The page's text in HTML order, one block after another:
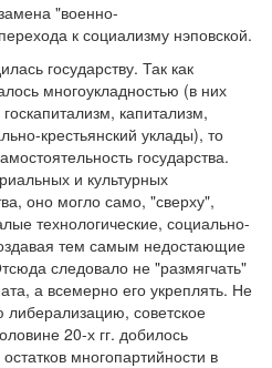
"военно-
к социализму нэповской.
государству. Так как
многоукладностью (в них
капитализм,
крестьянский уклады), то
государства.
и культурных
оно могло само, "сверху",
технологические, социально-
тем самым недостающие
следовало не "размягчать"
а всемерно его укреплять. Не
советское
20-х гг. добилось
многопартийности в